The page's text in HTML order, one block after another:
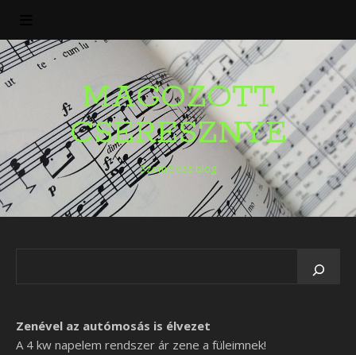
MAGOZOTT
CSERESZNYE
Személyes blog
Zenével az autómosás is élvezet
A 4 kw napelem rendszer ár zene a füleimnek!